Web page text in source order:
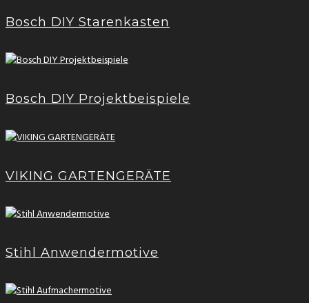
Bosch DIY Starenkasten
Bosch DIY Projektbeispiele
VIKING GARTENGERÄTE
Stihl Anwendermotive